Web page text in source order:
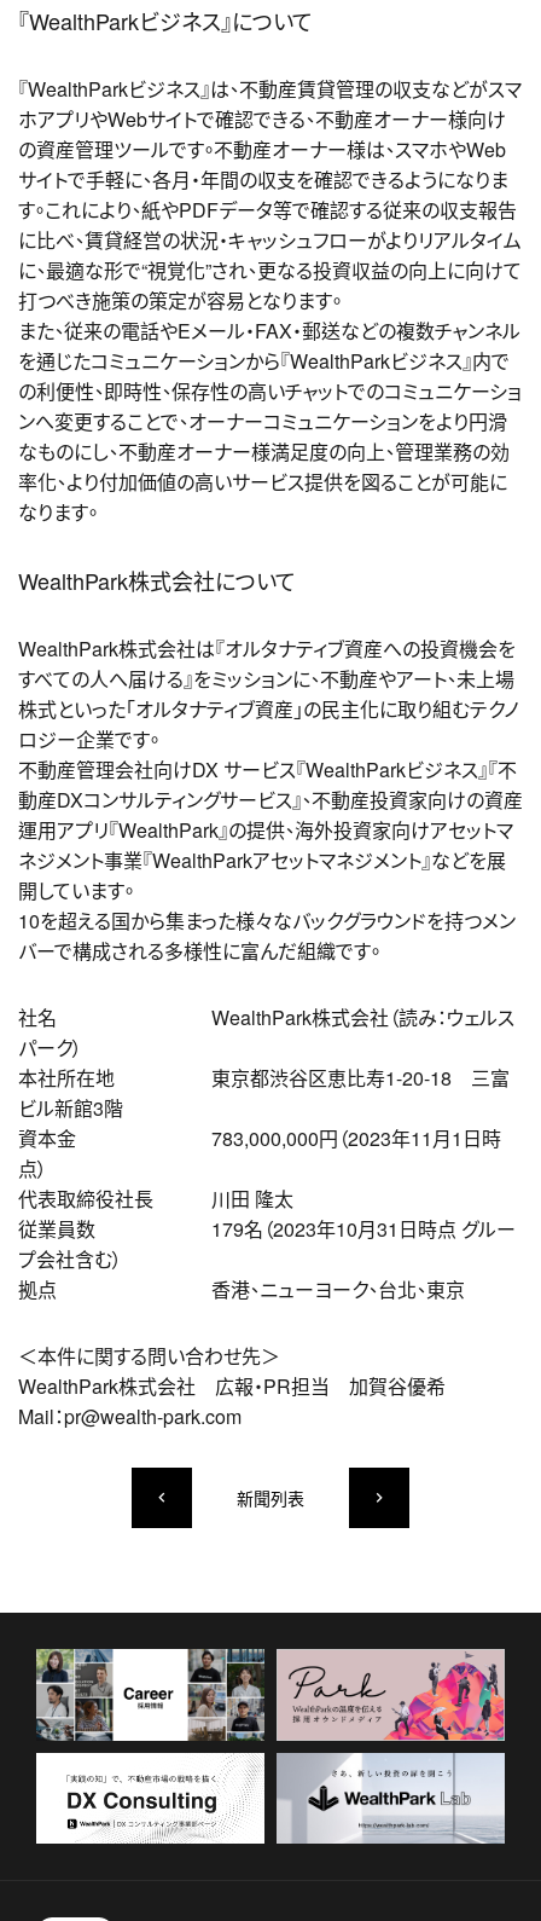
『WealthParkビジネス』について
『WealthParkビジネス』は、不動産賃貸管理の収支などがスマ
ホアプリやWebサイトで確認できる、不動産オーナー様向け
の資産管理ツールです。不動産オーナー様は、スマホやWeb
サイトで手軽に、各月・年間の収支を確認できるようになりま
す。これにより、紙やPDFデータ等で確認する従来の収支報告
に比べ、賃貸経営の状況・キャッシュフローがよりリアルタイム
に、最適な形で“視覚化”され、更なる投資収益の向上に向けて
打つべき施策の策定が容易となります。
また、従来の電話やEメール・FAX・郵送などの複数チャンネル
を通じたコミュニケーションから『WealthParkビジネス』内で
の利便性、即時性、保存性の高いチャットでのコミュニケーショ
ンへ変更することで、オーナーコミュニケーションをより円滑
なものにし、不動産オーナー様満足度の向上、管理業務の効
率化、より付加価値の高いサービス提供を図ることが可能に
なります。
WealthPark株式会社について
WealthPark株式会社は『オルタナティブ資産への投資機会を
すべての人へ届ける』をミッションに、不動産やアート、未上場
株式といった「オルタナティブ資産」の民主化に取り組むテクノ
ロジー企業です。
不動産管理会社向けDX サービス『WealthParkビジネス』『不
動産DXコンサルティングサービス』、不動産投資家向けの資産
運用アプリ『WealthPark』の提供、海外投資家向けアセットマ
ネジメント事業『WealthParkアセットマネジメント』などを展
開しています。
10を超える国から集まった様々なバックグラウンドを持つメン
バーで構成される多様性に富んだ組織です。
社名 WealthPark株式会社（読み：ウェルス
パーク）
本社所在地 東京都渋谷区恵比寿1-20-18 三富
ビル新館3階
資本金 783,000,000円（2023年11月1日時
点）
代表取締役社長 川田 隆太
従業員数 179名（2023年10月31日時点 グルー
プ会社含む）
拠点 香港、ニューヨーク、台北、東京
＜本件に関する問い合わせ先＞
WealthPark株式会社 広報・PR担当 加賀谷優希
Mail：pr@wealth-park.com
keyboard_arrow_left 新聞列表 keyboard_arrow_right